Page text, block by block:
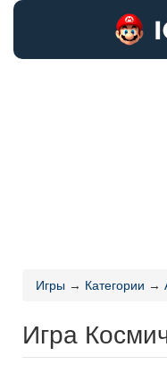
Игры → Категории →
Игра